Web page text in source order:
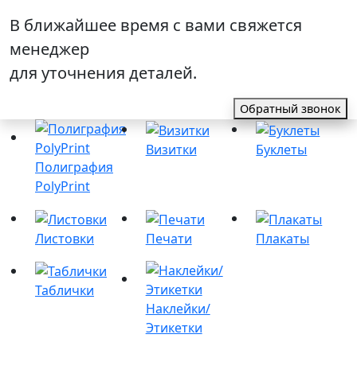
В ближайшее время с вами свяжется
менеджер
для уточнения деталей.
Обратный звонок
Полиграфия
PolyPrint
Визитки Буклеты
Листовки Печати Плакаты
Таблички
Наклейки/
Этикетки